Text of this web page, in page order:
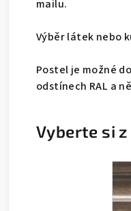
mailu.
Výběr látek nebo
Postel je možné
odstínech RAL a
Vyberte si